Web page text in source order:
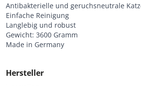
Antibakterielle und geruchsneutrale
Einfache Reinigung
Langlebig und robust
Gewicht: 3600 Gramm
Made in Germany
Hersteller